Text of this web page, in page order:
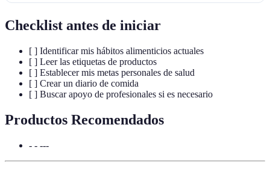
Checklist antes de iniciar
[ ] Identificar mis hábitos alimenticios actuales
[ ] Leer las etiquetas de productos
[ ] Establecer mis metas personales de salud
[ ] Crear un diario de comida
[ ] Buscar apoyo de profesionales si es necesario
Productos Recomendados
- - ---